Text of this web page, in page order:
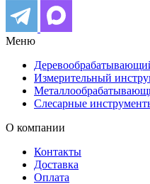
Меню
Измерительный
Слесарные
О компании
Контакты
Доставка
Оплата